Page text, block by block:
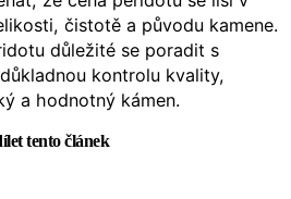
čistotě a původu kamene.
důležité se poradit s
kontrolu kvality,
a hodnotný kámen.
tento článek